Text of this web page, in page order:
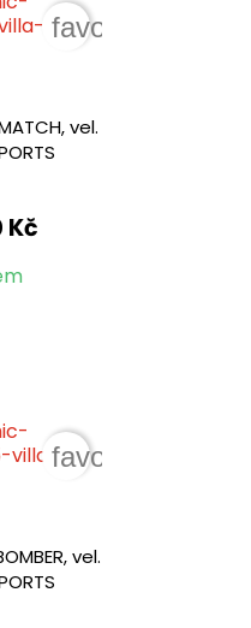
vel.
Kč
favorite_border
vel.
favorite_border